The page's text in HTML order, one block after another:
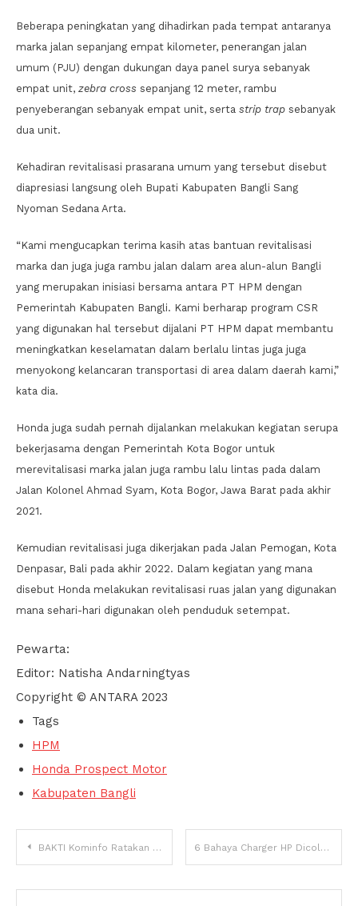
Beberapa peningkatan yang dihadirkan pada tempat antaranya
marka jalan sepanjang empat kilometer, penerangan jalan
umum (PJU) dengan dukungan daya panel surya sebanyak
empat unit, zebra cross sepanjang 12 meter, rambu
penyeberangan sebanyak empat unit, serta strip trap sebanyak
dua unit.
Kehadiran revitalisasi prasarana umum yang tersebut disebut
diapresiasi langsung oleh Bupati Kabupaten Bangli Sang
Nyoman Sedana Arta.
“Kami mengucapkan terima kasih atas bantuan revitalisasi
marka dan juga juga rambu jalan dalam area alun-alun Bangli
yang merupakan inisiasi bersama antara PT HPM dengan
Pemerintah Kabupaten Bangli. Kami berharap program CSR
yang digunakan hal tersebut dijalani PT HPM dapat membantu
meningkatkan keselamatan dalam berlalu lintas juga juga
menyokong kelancaran transportasi di area dalam daerah kami,”
kata dia.
Honda juga sudah pernah dijalankan melakukan kegiatan serupa
bekerjasama dengan Pemerintah Kota Bogor untuk
merevitalisasi marka jalan juga rambu lalu lintas pada dalam
Jalan Kolonel Ahmad Syam, Kota Bogor, Jawa Barat pada akhir
2021.
Kemudian revitalisasi juga dikerjakan pada Jalan Pemogan, Kota
Denpasar, Bali pada akhir 2022. Dalam kegiatan yang mana
disebut Honda melakukan revitalisasi ruas jalan yang digunakan
mana sehari-hari digunakan oleh penduduk setempat.
Pewarta:
Editor: Natisha Andarningtyas
Copyright © ANTARA 2023
Tags
HPM
Honda Prospect Motor
Kabupaten Bangli
Navigasi
pos
BAKTI Kominfo Ratakan Koneksi Digital untuk Pendidikan di Daerah 3T 6 Bahaya Charger HP Dicolok Terus di Stopkontak